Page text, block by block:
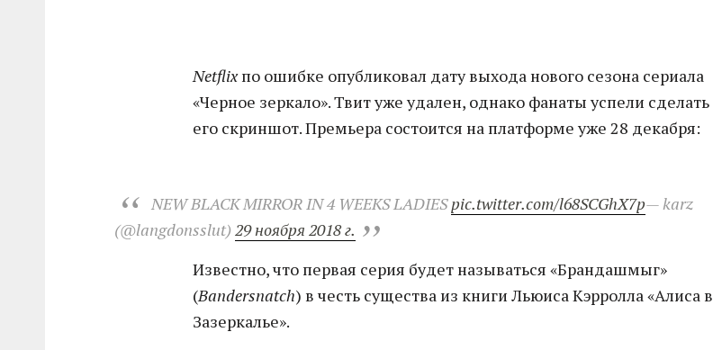
Netflixпо ошибке опубликовал дату выхода нового сезона сериала
«Черное зеркало». Твит уже удален, однако фанаты успели сделать
его скриншот. Премьера состоится на платформе уже 28 декабря:
NEW BLACK MIRROR IN 4 WEEKS LADIESpic.twitter.com/l68SCGhX7p— karz
(@langdonsslut)29 ноября 2018 г.
Известно, что первая серия будет называться «Брандашмыг»
(Bandersnatch) в честь существа из книги Льюиса Кэрролла «Алиса в
Зазеркалье».